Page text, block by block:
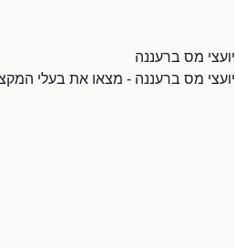
יועצי מס ברעננה
יועצי מס ברעננה - מצאו את בעלי